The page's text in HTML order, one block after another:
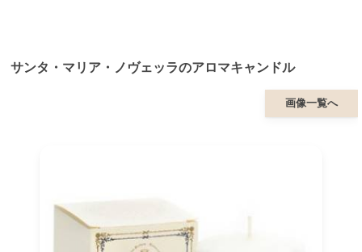
サンタ・マリア・ノヴェッラのアロマキャンドル
画像一覧へ